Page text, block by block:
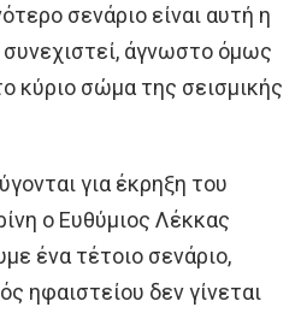
σενάριο είναι αυτή η
συνεχιστεί, άγνωστο όμως
κύριο σώμα της σεισμικής
για έκρηξη του
ο Ευθύμιος Λέκκας
ένα τέτοιο σενάριο,
ηφαιστείου δεν γίνεται